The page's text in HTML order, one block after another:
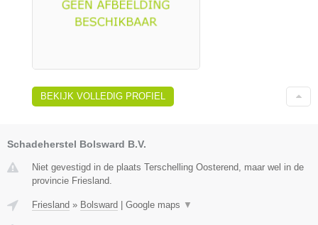
BEKIJK VOLLEDIG PROFIEL
Schadeherstel Bolsward B.V.
Niet gevestigd in de plaats Terschelling Oosterend, maar wel in de
provincie Friesland.
Friesland » Bolsward Google maps ▼